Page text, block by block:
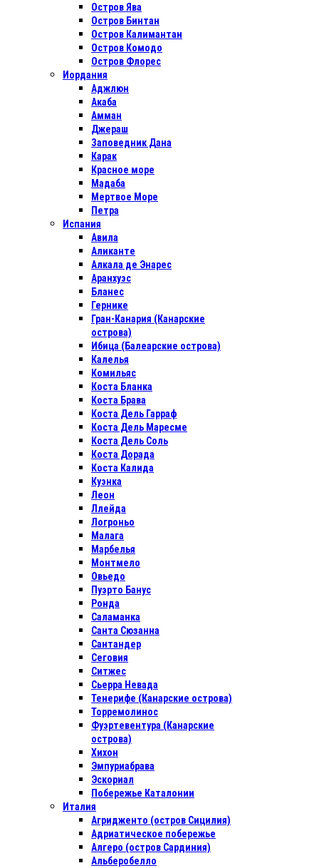
Остров Ява
Остров Бинтан
Остров Калимантан
Остров Комодо
Остров Флорес
Иордания
Аджлюн
Акаба
Амман
Джераш
Заповедник Дана
Карак
Красное море
Мадаба
Мертвое Море
Петра
Испания
Авила
Аликанте
Алкала де Энарес
Аранхуэс
Бланес
Гернике
Гран-Канария (Канарские
острова)
Ибица (Балеарские острова)
Калелья
Комильяс
Коста Бланка
Коста Брава
Коста Дель Гарраф
Коста Дель Маресме
Коста Дель Соль
Коста Дорада
Коста Калида
Куэнка
Леон
Ллейда
Логроньо
Малага
Марбелья
Монтмело
Овьедо
Пуэрто Банус
Ронда
Саламанка
Санта Сюзанна
Сантандер
Сеговия
Ситжес
Сьерра Невада
Тенерифе (Канарские острова)
Торремолинос
Фуэртевентура (Канарские
острова)
Хихон
Эмпуриабрава
Эскориал
Побережье Каталонии
Италия
Агридженто (остров Сицилия)
Адриатическое побережье
Алгеро (остров Сардиния)
Альберобелло